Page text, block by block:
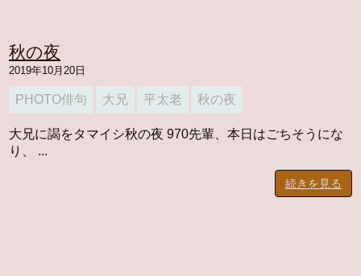
秋の夜
2019年10月20日
PHOTO俳句 大兄 平太老 秋の夜
大兄に謁をタマイシ秋の夜 970先輩、本日はごちそうにな
り、 ...
続きを見る